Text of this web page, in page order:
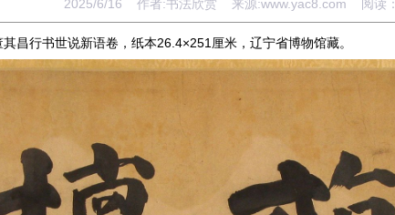
2025/6/16 作者:书法欣赏 来源:www.yac8.com 阅读：
其昌行书世说新语卷，纸本26.4×251厘米，辽宁省博物馆藏。